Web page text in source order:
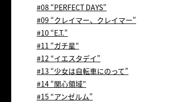
#08 “PERFECT DAYS”
#09 “クレイマー、クレイマー”
#10 “E.T.”
#11 “ガチ星”
#12 “イエスタデイ”
#13 “少女は自転車にのって”
#14 “関心領域”
#15 “アンゼルム”